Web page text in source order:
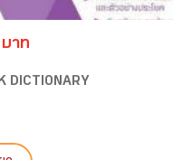
าท
DICTIONARY